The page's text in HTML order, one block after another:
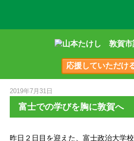
応援していただけ
2019年7月31日
富士での学びを胸に敦賀へ
昨日２日目を迎えた、富士政治大学